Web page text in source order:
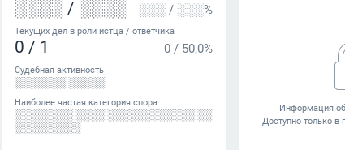
░░░░ / ░░░░ ░░░ / ░░░%
Текущих дел в роли истца / ответчика
0 / 1 0 / 50,0%
Судебная активность
░░░░░░░ ░░░░░
Наиболее частая категория спора
░░░░░░░░ ░░░░ ░░░░░░░░░░░░ ░░
░░░░░░░░░